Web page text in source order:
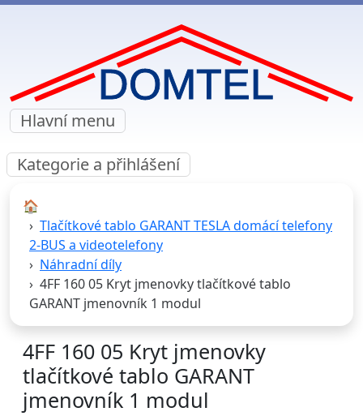
Hlavní menu
Kategorie a přihlášení
🏠︎
Tlačítkové tablo GARANT TESLA domácí telefony
2-BUS a videotelefony
Náhradní díly
4FF 160 05 Kryt jmenovky tlačítkové tablo
GARANT jmenovník 1 modul
4FF 160 05 Kryt jmenovky
tlačítkové tablo GARANT
jmenovník 1 modul